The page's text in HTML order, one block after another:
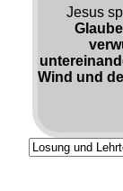
Jesus
Wind und